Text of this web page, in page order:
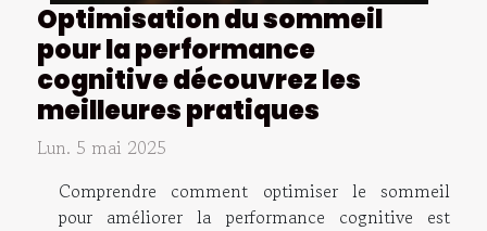
Optimisation du sommeil
pour la performance
cognitive découvrez les
meilleures pratiques
Lun. 5 mai 2025
Comprendre comment optimiser le sommeil
pour améliorer la performance cognitive est